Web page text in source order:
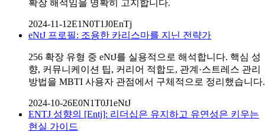
확장 해석임을 명확히 고지합니다.
2024-11-12E1N0T1J0EnTj
eNtJ 프로필: 조용한 카리스마를 지닌 전략가
256 확장 유형 중 eNtJ를 실용적으로 해석합니다. 핵심 성
향, 커뮤니케이션 팁, 커리어 적합도, 관계·스트레스 관리
방법을 MBTI 사용자 관점에서 구체적으로 정리했습니다.
2024-10-26E0N1T0J1eNtJ
ENTJ 성향의 [Entj]: 리더십은 유지하고 유연성은 키우는
현실 가이드